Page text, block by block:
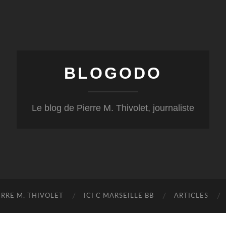
BLOGODO
Le blog de Pierre M. Thivolet, journaliste
M. THIVOLET ICI C MARSEILLE BB ARTICLES